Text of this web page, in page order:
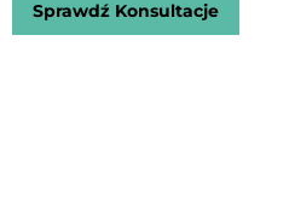
Sprawdź Konsultacje